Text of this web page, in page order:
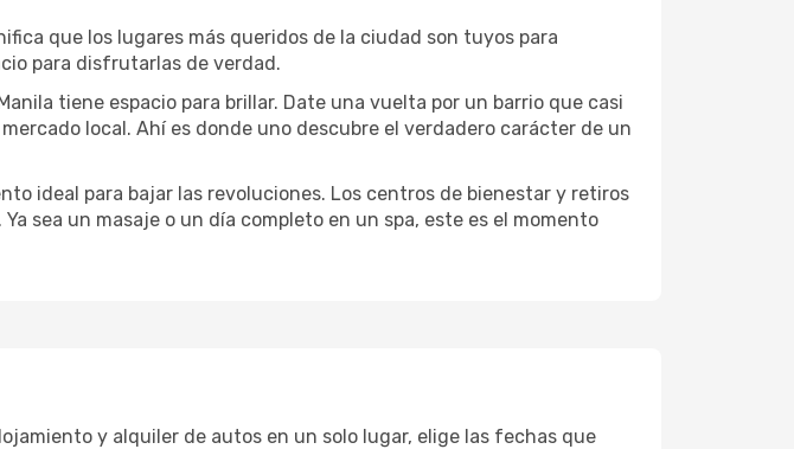
que los lugares más queridos de la ciudad son tuyos para
para disfrutarlas de verdad.
tiene espacio para brillar. Date una vuelta por un barrio que casi
local. Ahí es donde uno descubre el verdadero carácter de un
ideal para bajar las revoluciones. Los centros de bienestar y retiros
sea un masaje o un día completo en un spa, este es el momento
y alquiler de autos en un solo lugar, elige las fechas que